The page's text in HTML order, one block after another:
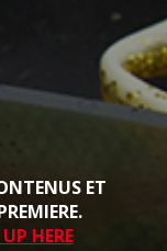
ET
HERE